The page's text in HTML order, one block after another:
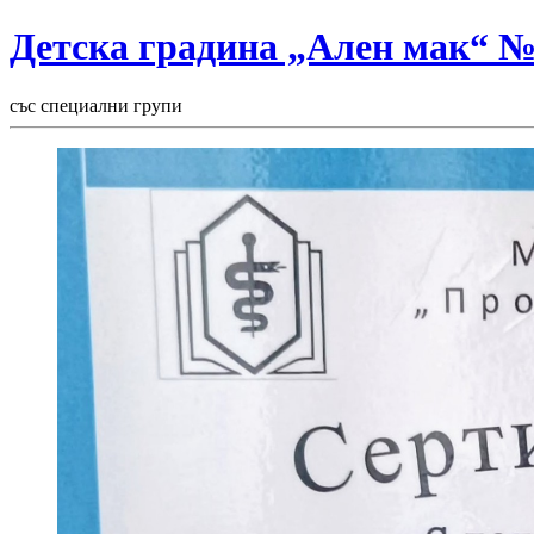
Детска градина „Ален мак“
със специални групи